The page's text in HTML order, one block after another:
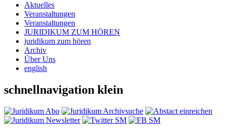
Aktuelles
Veranstaltungen
Veranstaltungen
JURIDIKUM ZUM HÖREN
juridikum zum hören
Archiv
Über Uns
english
schnellnavigation klein